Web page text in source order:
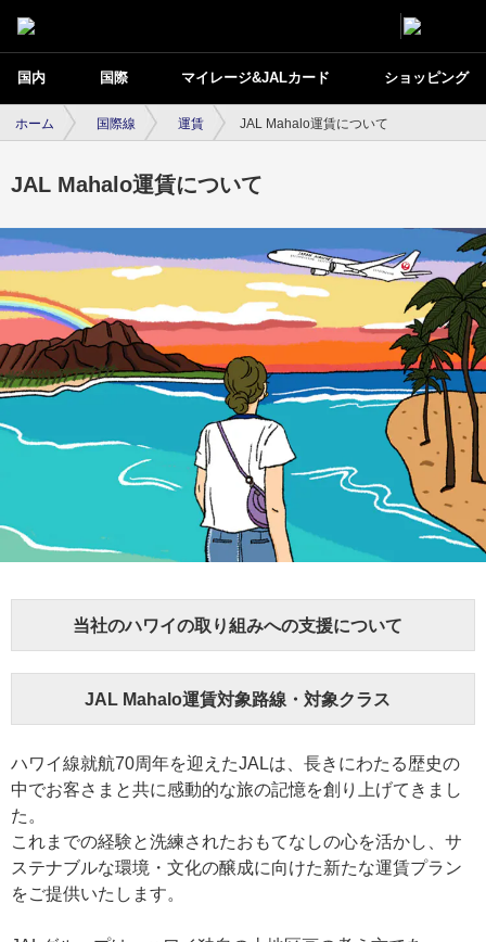
国内 国際 マイレージ&JALカード ショッピング
ホーム 国際線 運賃 JAL Mahalo運賃について
JAL Mahalo運賃について
当社のハワイの取り組みへの支援について
JAL Mahalo運賃対象路線・対象クラス
ハワイ線就航70周年を迎えたJALは、長きにわたる歴史の
中でお客さまと共に感動的な旅の記憶を創り上げてきまし
た。
これまでの経験と洗練されたおもてなしの心を活かし、サ
ステナブルな環境・文化の醸成に向けた新たな運賃プラン
をご提供いたします。